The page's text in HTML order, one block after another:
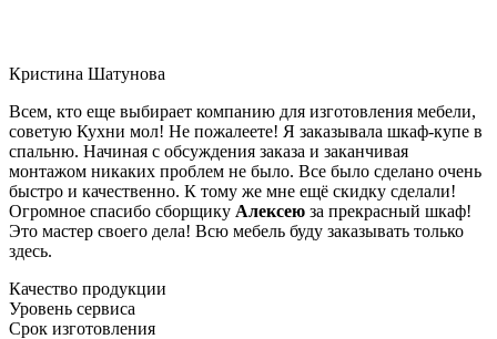
Кристина Шатунова
Всем, кто еще выбирает компанию для изготовления мебели,
советую Кухни мол! Не пожалеете! Я заказывала шкаф-купе в
спальню. Начиная с обсуждения заказа и заканчивая
монтажом никаких проблем не было. Все было сделано очень
быстро и качественно. К тому же мне ещё скидку сделали!
Огромное спасибо сборщику Алексею за прекрасный шкаф!
Это мастер своего дела! Всю мебель буду заказывать только
здесь.
Качество продукции
Уровень сервиса
Срок изготовления